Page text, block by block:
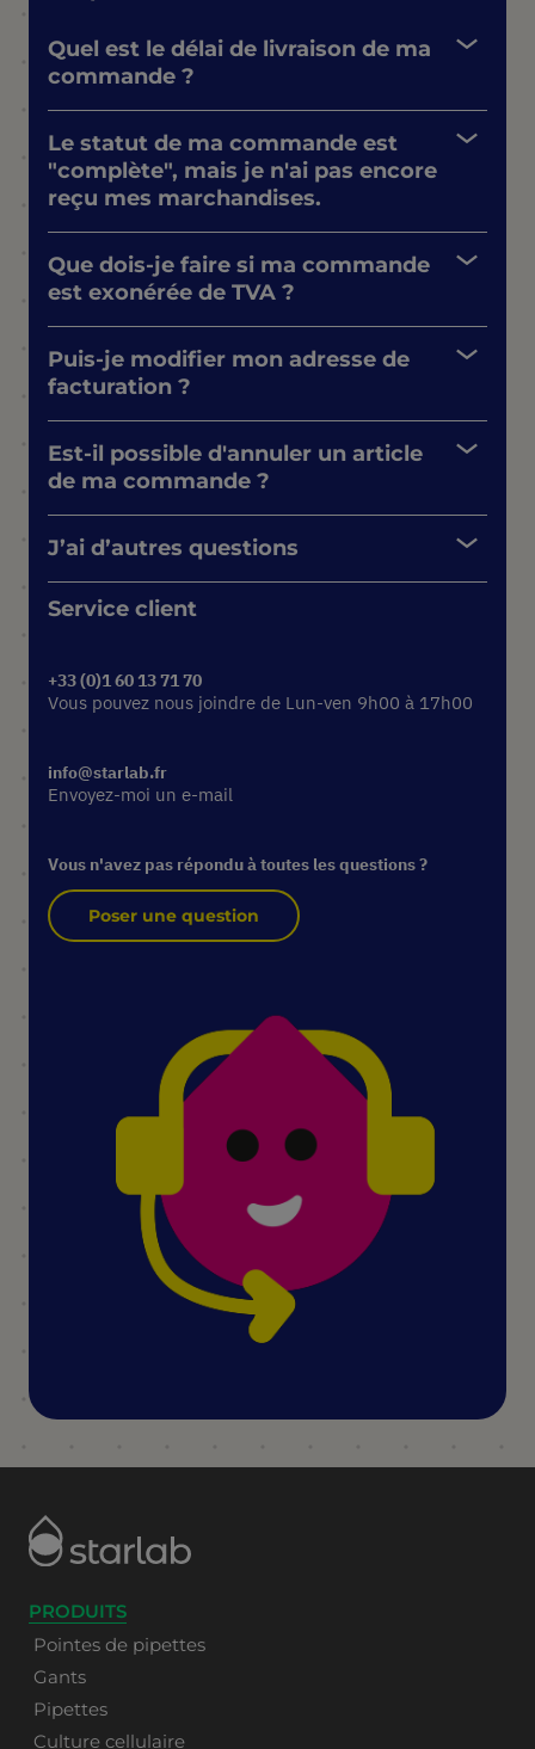
Quel est le délai de livraison de ma
commande ?
Le statut de ma commande est
"complète", mais je n'ai pas encore
reçu mes marchandises.
Que dois-je faire si ma commande
est exonérée de TVA ?
Puis-je modifier mon adresse de
facturation ?
Est-il possible d'annuler un article
de ma commande ?
J’ai d’autres questions
Service client
+33 (0)1 60 13 71 70
Vous pouvez nous joindre de Lun-ven 9h00 à 17h00
info@starlab.fr
Envoyez-moi un e-mail
Vous n'avez pas répondu à toutes les questions ?
Poser une question
PRODUITS
Pointes de pipettes
Gants
Pipettes
Culture cellulaire